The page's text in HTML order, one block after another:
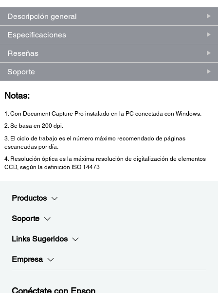
la
misma
página.
Descripción general
Especificaciones
Reseñas
Soporte
Notas:
1. Con Document Capture Pro instalado en la PC conectada con Windows.
2. Se basa en 200 dpi.
3. El ciclo de trabajo es el número máximo recomendado de páginas
escaneadas por día.
4. Resolución óptica es la máxima resolución de digitalización de elementos
CCD, según la definición ISO 14473
Productos
Soporte
Links Sugeridos
Empresa